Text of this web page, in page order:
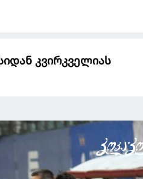
კვირკველიას